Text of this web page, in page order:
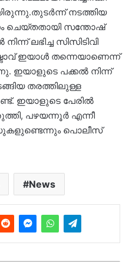
നടത്തിയ
ചെയ്തതായി സന്തോഷ്
ലഭിച്ച സിസിടിവി
ഇയാൾ തന്നെയാണെന്ന്
ഇയാളുടെ പക്കൽ നിന്ന്
തരത്തിലുള്ള
ഇയാളുടെ പേരിൽ
പഴയന്നൂർ എന്നീ
പൊലീസ്
News